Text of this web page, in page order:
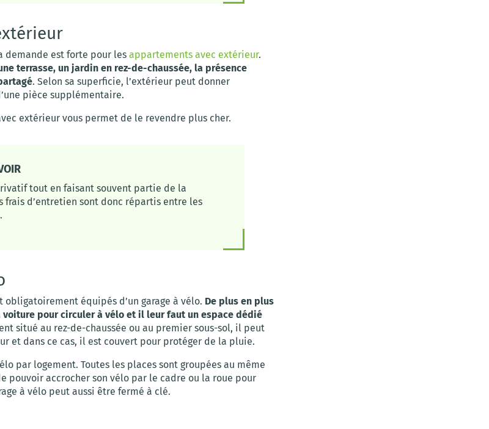
demande est forte pour les appartements avec extérieur.
terrasse, un jardin en rez-de-chaussée, la présence
. Selon sa superficie, l’extérieur peut donner
pièce supplémentaire.
extérieur vous permet de le revendre plus cher.
tout en faisant souvent partie de la
frais d’entretien sont donc répartis entre les
obligatoirement équipés d’un garage à vélo. De plus en plus
pour circuler à vélo et il leur faut un espace dédié
situé au rez-de-chaussée ou au premier sous-sol, il peut
et dans ce cas, il est couvert pour protéger de la pluie.
par logement. Toutes les places sont groupées au même
pouvoir accrocher son vélo par le cadre ou la roue pour
à vélo peut aussi être fermé à clé.